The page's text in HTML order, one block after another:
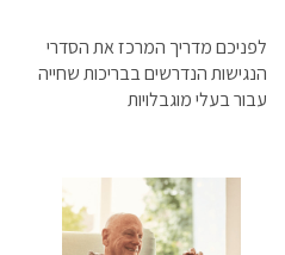
לפניכם מדריך המרכז את הסדרי
הנגישות הנדרשים בבריכות שחייה
עבור בעלי מוגבלויות